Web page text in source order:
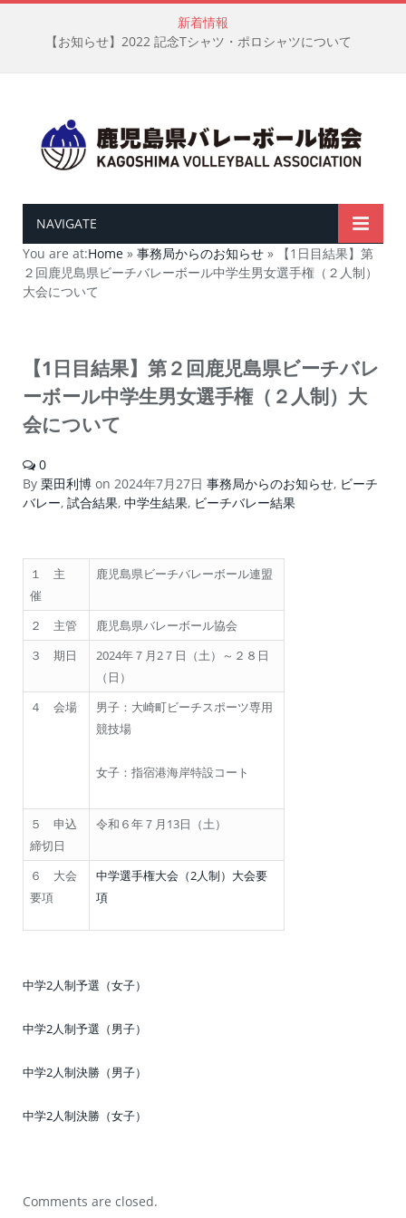
新着情報
【お知らせ】2022 記念Tシャツ・ポロシャツについて
NAVIGATE
You are at:Home » 事務局からのお知らせ »
【1日目結果】第
２回鹿児島県ビーチバレーボール中学生男女選手権（２人制）
大会について
【1日目結果】第２回鹿児島県ビーチバレ
ーボール中学生男女選手権（２人制）大
会について
0
By 栗田利博 on 2024年7月27日 事務局からのお知らせ, ビーチ
バレー, 試合結果, 中学生結果, ビーチバレー結果
１ 主
催
鹿児島県ビーチバレーボール連盟
２ 主管
鹿児島県バレーボール協会
３ 期日
2024年７月2７日（土）～２８日
（日）
４ 会場
男子：大崎町ビーチスポーツ専用
競技場
女子：指宿港海岸特設コート
５ 申込
締切日
令和６年７月13日（土）
６ 大会
要項
中学選手権大会（2人制）大会要
項
中学2人制予選（女子）
中学2人制予選（男子）
中学2人制決勝（男子）
中学2人制決勝（女子）
Comments are closed.